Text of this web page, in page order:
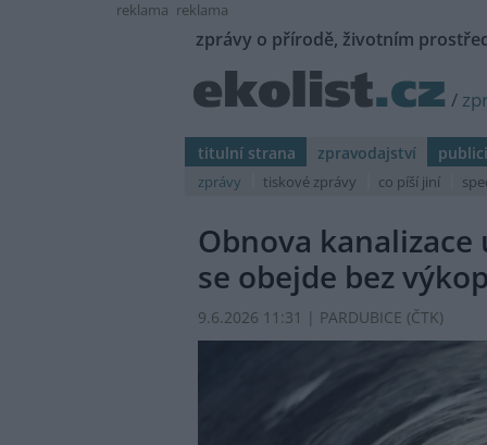
reklama reklama
zprávy o přírodě, životním
/
titulní strana zpravodajství
zprávy tiskové zprávy co píší jiní
Obnova
se obejde bez
9.6.2026 11:31 | PARDUBICE (ČTK)